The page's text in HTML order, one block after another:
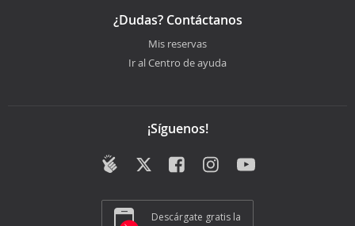
¿Dudas? Contáctanos
Mis reservas
Ir al Centro de ayuda
¡Síguenos!
Descárgate gratis la